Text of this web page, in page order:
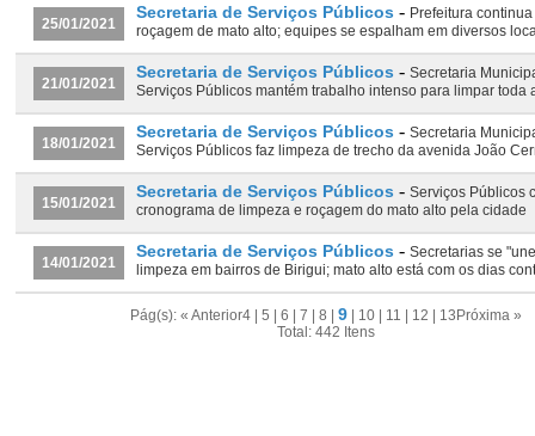
25/01/2021
Secretaria de Serviços Públicos - Prefeitura
roçagem de mato alto; equipes se espalham em diversos
21/01/2021
Secretaria de Serviços Públicos - Secretaria
Serviços Públicos mantém trabalho intenso para limpar toda
18/01/2021
Secretaria de Serviços Públicos - Secretaria
Serviços Públicos faz limpeza de trecho da avenida João
15/01/2021
Secretaria de Serviços Públicos - Serviços Públicos
cronograma de limpeza e roçagem do mato alto pela cidade
14/01/2021
Secretaria de Serviços Públicos - Secretarias se
limpeza em bairros de Birigui; mato alto está com os dias
Pág(s): « Anterior4 5 6 7 8 9 10 11 12 13 Próxima »
Total: 442 Itens